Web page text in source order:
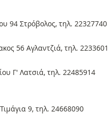
94 Στρόβολος, τηλ. 22327740
56 Αγλαντζιά, τηλ.
Γ' Λατσιά, τηλ. 22485914
9, τηλ. 24668090